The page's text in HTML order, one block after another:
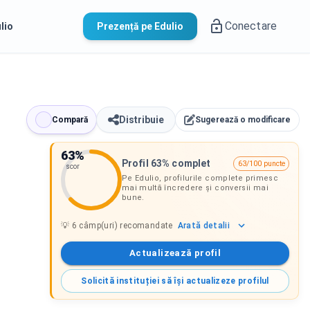
Prezență pe Edulio Conectare
Compară Distribuie Sugerează o modificare
63%
scor Profil 63% complet
63/100 puncte
Pe Edulio, profilurile complete primesc
mai multă încredere și conversii mai
bune.
💡 6 câmp(uri) recomandate Arată detalii
Actualizează profil
Solicită instituției să își actualizeze profilul